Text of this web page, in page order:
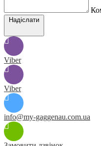
Надіслати
Viber
Viber
info@my-gaggenau.com.ua